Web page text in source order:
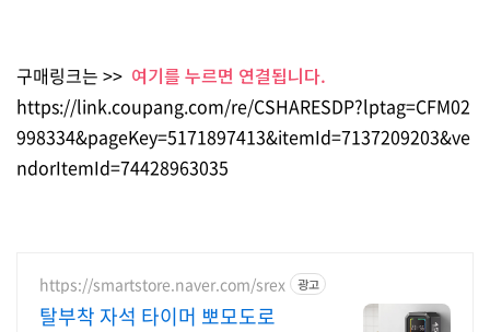
구매링크는 >> 여기를 누르면 연결됩니다.
https://link.coupang.com/re/CSHARESDP?lptag=CFM02
998334&pageKey=5171897413&itemId=7137209203&ve
ndorItemId=74428963035
https://smartstore.naver.com/srex 광고
탈부착 자석 타이머 뽀모도로